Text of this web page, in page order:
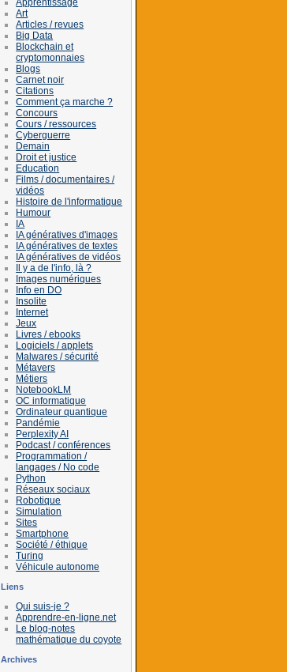
Art
Articles / revues
Big Data
Blockchain et
cryptomonnaies
Blogs
Carnet noir
Citations
Comment ça marche ?
Concours
Cours / ressources
Cyberguerre
Demain
Droit et justice
Education
Films / documentaires /
vidéos
Histoire de l'informatique
Humour
IA
IA génératives d'images
IA génératives de textes
IA génératives de vidéos
Il y a de l'info, là ?
Images numériques
Info en DO
Insolite
Internet
Jeux
Livres / ebooks
Logiciels / applets
Malwares / sécurité
Métavers
Métiers
NotebookLM
OC informatique
Ordinateur quantique
Pandémie
Perplexity AI
Podcast / conférences
Programmation /
langages / No code
Python
Réseaux sociaux
Robotique
Simulation
Sites
Smartphone
Société / éthique
Turing
Véhicule autonome
Liens
Qui suis-je ?
Apprendre-en-ligne.net
Le blog-notes
mathématique du coyote
Archives